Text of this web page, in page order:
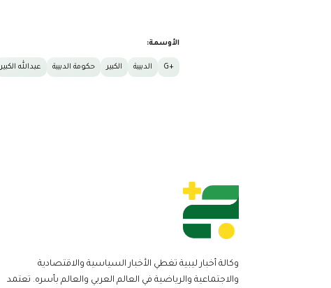
الأوسمة:
+G الدبيبة الكبير حكومة الدبيبة عبدالله الكبير
وكالة أخبار ليبية تغطي الأخبار السياسية والاقتصادية
والاجتماعية والرياضية في العالم العربي والعالم بأسره. تعتمد